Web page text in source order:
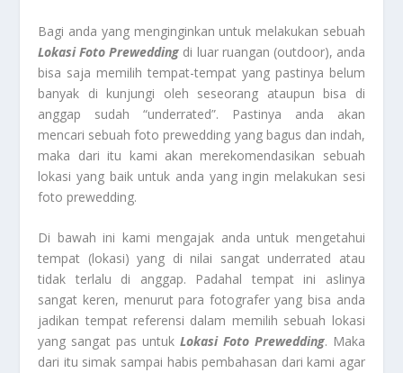
Bagi anda yang menginginkan untuk melakukan sebuah
Lokasi Foto Prewedding di luar ruangan (outdoor), anda
bisa saja memilih tempat-tempat yang pastinya belum
banyak di kunjungi oleh seseorang ataupun bisa di
anggap sudah “underrated”. Pastinya anda akan
mencari sebuah foto prewedding yang bagus dan indah,
maka dari itu kami akan merekomendasikan sebuah
lokasi yang baik untuk anda yang ingin melakukan sesi
foto prewedding.
Di bawah ini kami mengajak anda untuk mengetahui
tempat (lokasi) yang di nilai sangat underrated atau
tidak terlalu di anggap. Padahal tempat ini aslinya
sangat keren, menurut para fotografer yang bisa anda
jadikan tempat referensi dalam memilih sebuah lokasi
yang sangat pas untuk Lokasi Foto Prewedding. Maka
dari itu simak sampai habis pembahasan dari kami agar